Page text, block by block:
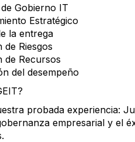
Gobierno IT
Estratégico
la entrega
de Riesgos
de Recursos
del desempeño
probada experiencia:
empresarial y el